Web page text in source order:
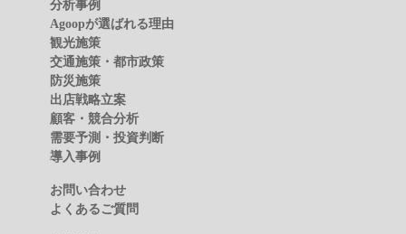
分析事例
Agoopが選ばれる理由
観光施策
交通施策・都市政策
防災施策
出店戦略立案
顧客・競合分析
需要予測・投資判断
導入事例
お問い合わせ
よくあるご質問